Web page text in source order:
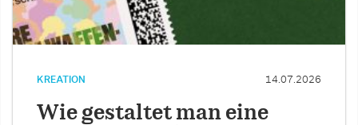
KREATION 14.07.2026
Wie gestaltet man eine